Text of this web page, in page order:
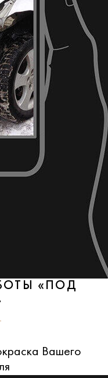
«ПОД
Вашего